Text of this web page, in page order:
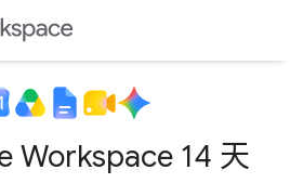
Workspace 14 天